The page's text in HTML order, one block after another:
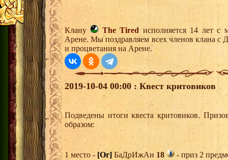
Клану The Tired исполняется 14 лет с
Арене. Мы поздравляем всех членов клана с
и процветания на Арене.
2019-10-04 00:00 : Квест критовиков
Подведены итоги квеста критовиков.
образом:
1 место - [Or] БаДрИжАн 18
- приз 2